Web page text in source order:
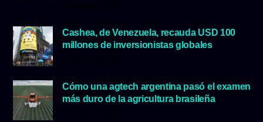
Cashea, de Venezuela, recauda USD 100
millones de inversionistas globales
Cómo una agtech argentina pasó el examen
más duro de la agricultura brasileña